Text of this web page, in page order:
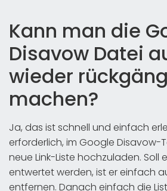
Kann man die
Disavow Datei
wieder
machen?
Ja, das ist schnell und einfach
erforderlich, im Google Disavow-
neue Link-Liste hochzuladen. Soll
entwertet werden, ist er einfach
entfernen. Danach einfach die